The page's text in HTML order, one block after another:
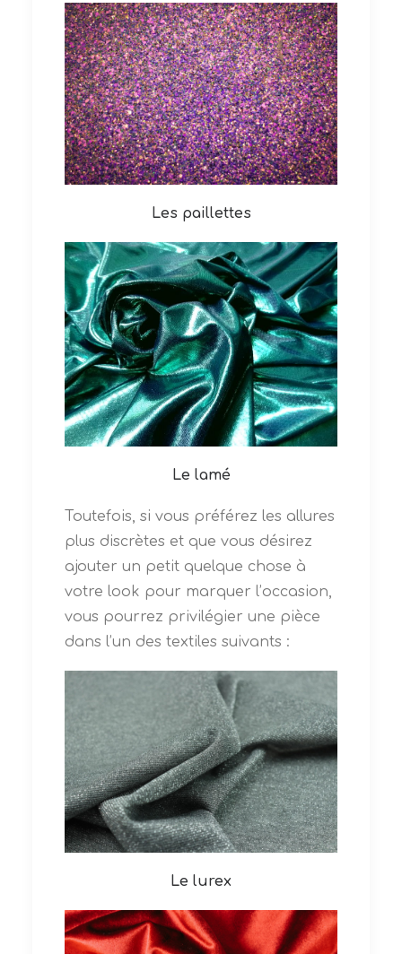
Les paillettes
Le lamé
Toutefois, si vous préférez les allures
plus discrètes et que vous désirez
ajouter un petit quelque chose à
votre look pour marquer l’occasion,
vous pourrez privilégier une pièce
dans l’un des textiles suivants :
Le lurex